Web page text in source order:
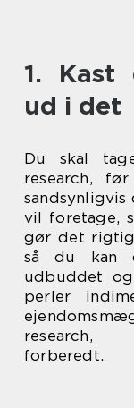
1. Kast
ud i det
Du skal
research,
vil foretage,
gør det
så du kan
udbuddet
perler
forberedt.